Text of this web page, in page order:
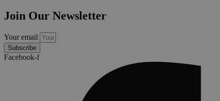
desde
1,950.00€
producto
tiene
variantes.
Las
opciones
Join Our Newsletter
Your email
Subscribe
Facebook-f